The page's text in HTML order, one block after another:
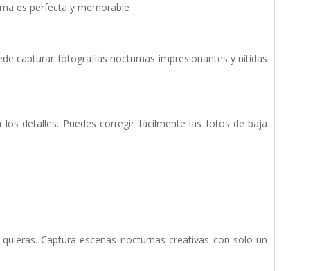
es perfecta y memorable
capturar fotografías nocturnas impresionantes y nítidas
detalles. Puedes corregir fácilmente las fotos de baja
Captura escenas nocturnas creativas con solo un